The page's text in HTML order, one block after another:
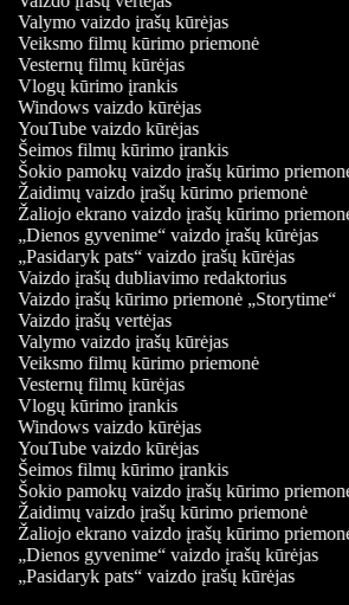
Valymo vaizdo įrašų kūrėjas
Veiksmo filmų kūrimo priemonė
Vesternų filmų kūrėjas
Vlogų kūrimo įrankis
Windows vaizdo kūrėjas
YouTube vaizdo kūrėjas
Šeimos filmų kūrimo įrankis
Šokio pamokų vaizdo įrašų kūrimo priemonė
Žaidimų vaizdo įrašų kūrimo priemonė
Žaliojo ekrano vaizdo įrašų kūrimo priemonė
„Dienos gyvenime“ vaizdo įrašų kūrėjas
„Pasidaryk pats“ vaizdo įrašų kūrėjas
Vaizdo įrašų dubliavimo redaktorius
Vaizdo įrašų kūrimo priemonė „Storytime“
Vaizdo įrašų vertėjas
Valymo vaizdo įrašų kūrėjas
Veiksmo filmų kūrimo priemonė
Vesternų filmų kūrėjas
Vlogų kūrimo įrankis
Windows vaizdo kūrėjas
YouTube vaizdo kūrėjas
Šeimos filmų kūrimo įrankis
Šokio pamokų vaizdo įrašų kūrimo priemonė
Žaidimų vaizdo įrašų kūrimo priemonė
Žaliojo ekrano vaizdo įrašų kūrimo priemonė
„Dienos gyvenime“ vaizdo įrašų kūrėjas
„Pasidaryk pats“ vaizdo įrašų kūrėjas